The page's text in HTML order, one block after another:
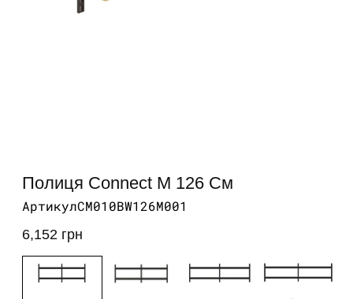
Полиця Connect M 126 См
АртикулАртикул:
CM010BW126M001
звичайна
6,152 грн